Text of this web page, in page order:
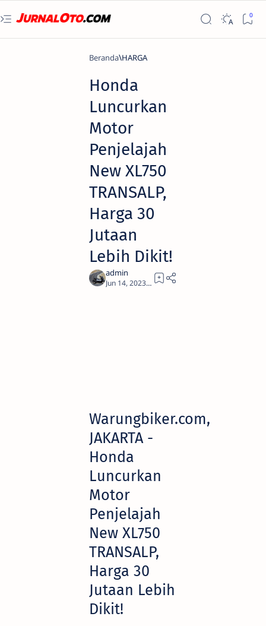
Beranda HARGA
Honda
Luncurkan
Motor
Penjelajah
New XL750
TRANSALP,
Harga 30
Jutaan
Lebih Dikit!
5
Warungbiker.com,
JAKARTA -
Honda
Luncurkan
Motor
Penjelajah
New XL750
TRANSALP,
Harga 30
Jutaan Lebih
Dikit!